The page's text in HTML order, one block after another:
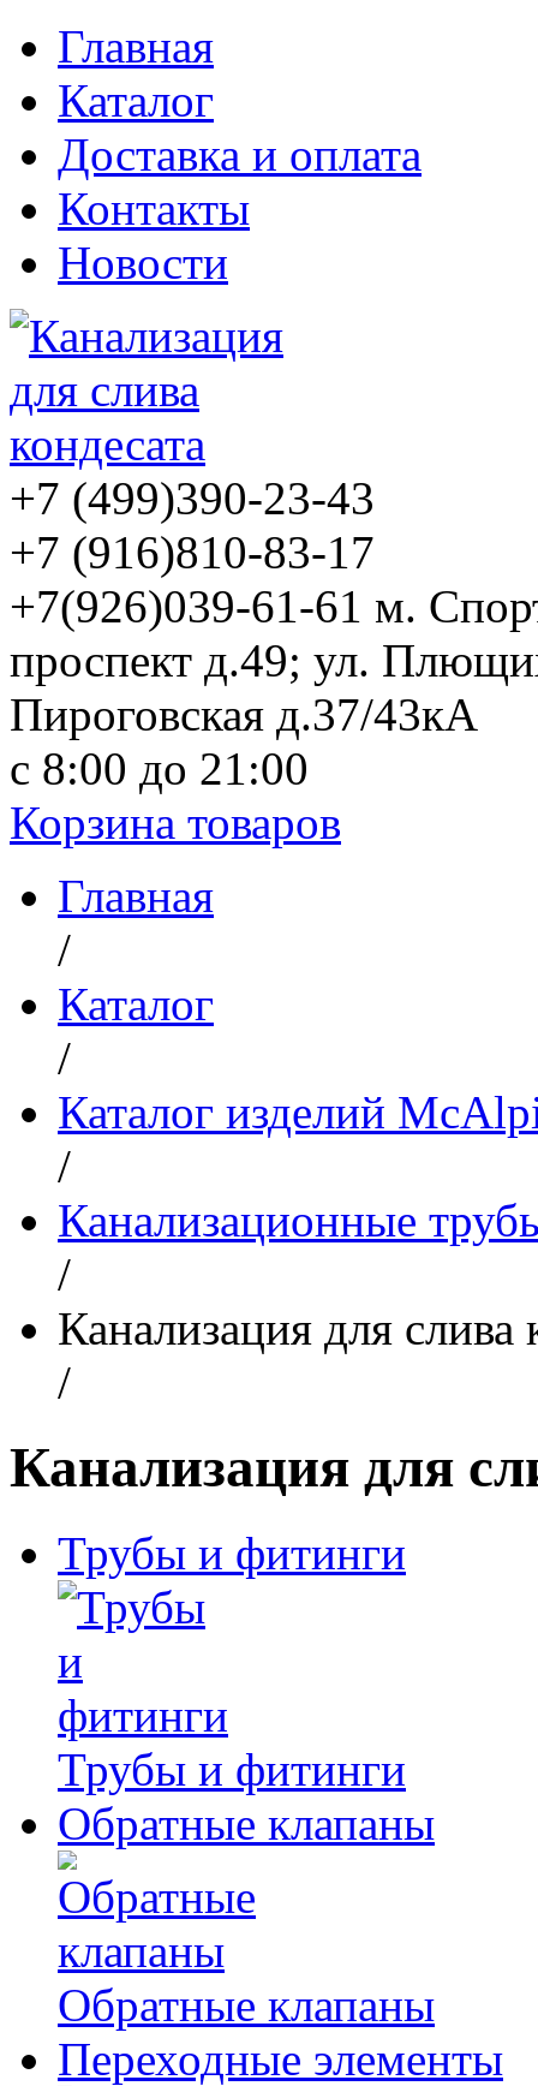
Главная
Каталог
Доставка и оплата
Контакты
Новости
+7 (499)390-23-43
+7 (916)810-83-17
+7(926)039-61-61 м.
проспект д.49; ул.
Пироговская д.37/43кА
с 8:00 до 21:00
Корзина товаров
Главная
/
Каталог
/
Каталог изделий
/
Канализационные
/
Канализация для слива
/
Канализация для
Трубы и фитинги
Трубы и фитинги
Обратные клапаны
Обратные клапаны
Переходные элементы